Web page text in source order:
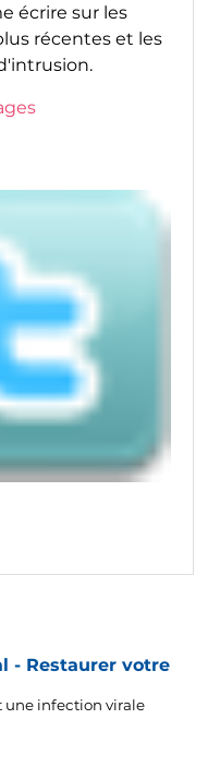
écrire sur les
récentes et les
- Restaurer votre
une infection virale